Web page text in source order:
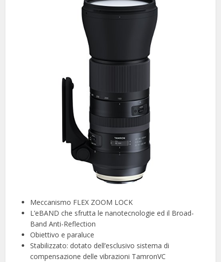
Meccanismo FLEX ZOOM LOCK
L’eBAND che sfrutta le nanotecnologie ed il Broad-
Band Anti-Reflection
Obiettivo e paraluce
Stabilizzato: dotato dell’esclusivo sistema di
compensazione delle vibrazioni TamronVC